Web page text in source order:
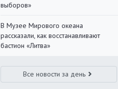
выборов»
В Музее Мирового океана
рассказали, как восстанавливают
бастион «Литва»
Все новости за день